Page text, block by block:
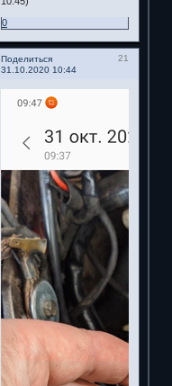
0
Поделиться
21
31.10.2020 10:44